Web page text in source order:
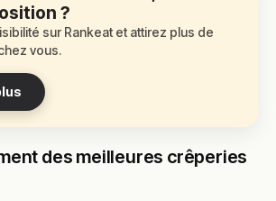
?
sur Rankeat et attirez plus de
vous.
des meilleures crêperies